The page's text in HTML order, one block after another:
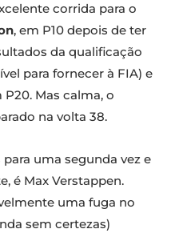
corrida para o
, em P10 depois de ter
da qualificação
para fornecer à FIA) e
Mas calma, o
na volta 38.
uma segunda vez e
é Max Verstappen.
uma fuga no
sem certezas)